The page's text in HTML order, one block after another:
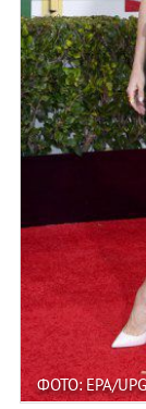
ФОТО: EPA/UPG